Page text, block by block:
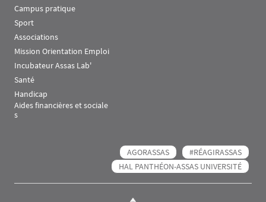
Campus pratique
Sport
Associations
Mission Orientation Emploi
Incubateur Assas Lab'
Santé
Handicap
Aides financières et sociale
s
AGORASSAS
#RÉAGIRASSAS
HAL PANTHÉON-ASSAS UNIVERSITÉ